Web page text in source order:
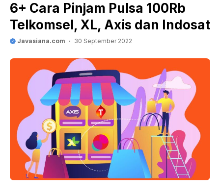
6+ Cara Pinjam Pulsa 100Rb
Telkomsel, XL, Axis dan Indosat
Javasiana.com 30 September 2022